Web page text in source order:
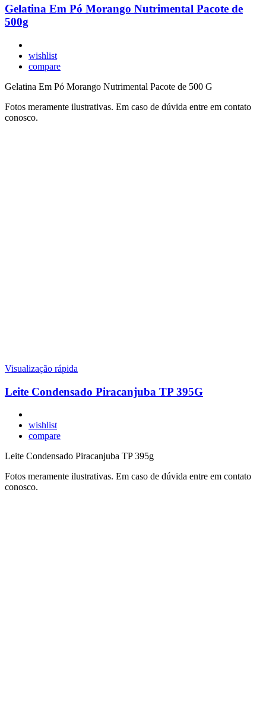
Gelatina Em Pó Morango Nutrimental Pacote de
500g
wishlist
compare
Gelatina Em Pó Morango Nutrimental Pacote de 500 G
Fotos meramente ilustrativas. Em caso de dúvida entre em contato
conosco.
Visualização rápida
Leite Condensado Piracanjuba TP 395G
wishlist
compare
Leite Condensado Piracanjuba TP 395g
Fotos meramente ilustrativas. Em caso de dúvida entre em contato
conosco.